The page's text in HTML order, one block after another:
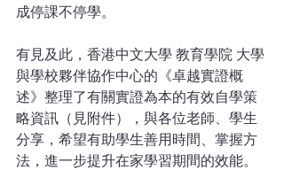
成停課不停學。
有見及此，香港中文大學 教育學院 大學
與學校夥伴協作中心的《卓越實證概
述》整理了有關實證為本的有效自學策
略資訊（見附件），與各位老師、學生
分享，希望有助學生善用時間、掌握方
法，進一步提升在家學習期間的效能。